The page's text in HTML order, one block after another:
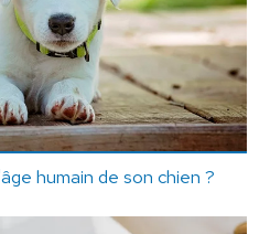
humain de son chien ?